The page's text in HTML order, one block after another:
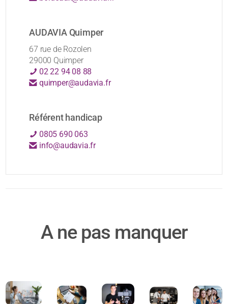
AUDAVIA Quimper
67 rue de Rozolen
29000 Quimper
02 22 94 08 88
quimper@audavia.fr
Référent handicap
0805 690 063
info@audavia.fr
A ne pas manquer